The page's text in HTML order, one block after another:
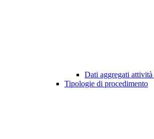
Dati aggregati
Tipologie di procedimento